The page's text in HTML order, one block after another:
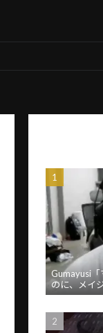
Gumayusi
のに、メイ
タに苦言